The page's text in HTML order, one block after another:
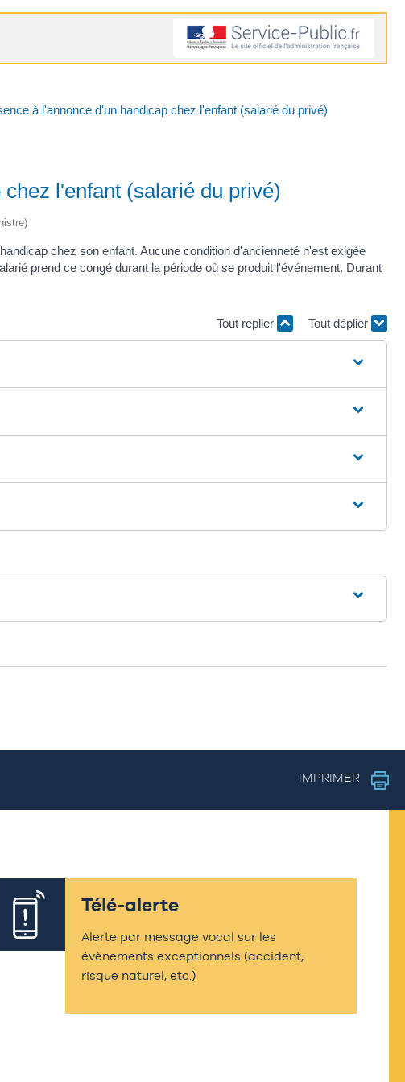
à l'annonce d'un handicap chez l'enfant (salarié du privé)
l'enfant (salarié du privé)
chez son enfant. Aucune condition d'ancienneté n'est exigée
prend ce congé durant la période où se produit l'événement. Durant
Tout replier Tout déplier
IMPRIMER
Télé-alerte
Alerte par message vocal sur les
évènements exceptionnels (accident,
risque naturel, etc.)